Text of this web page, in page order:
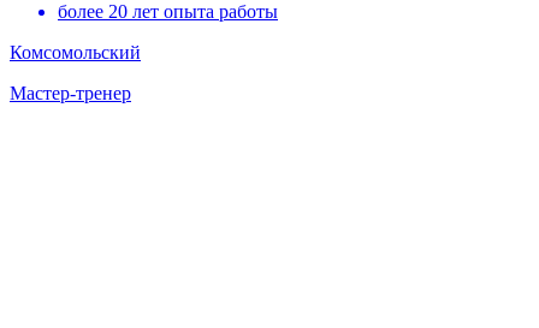
более 20 лет опыта работы
Комсомольский
Мастер-тренер